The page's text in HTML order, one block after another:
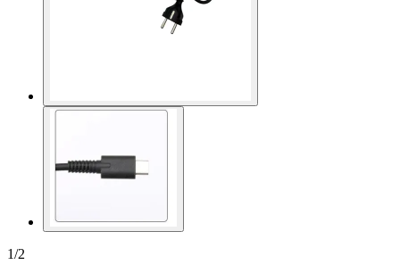
1/2